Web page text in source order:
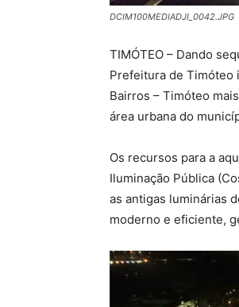
DCIM100MEDIADJI_0042.JPG
TIMÓTEO – Dando
Prefeitura de Timóteo
Bairros – Timóteo
área urbana do
Os recursos para a
Iluminação Pública
as antigas luminárias
moderno e eficiente,